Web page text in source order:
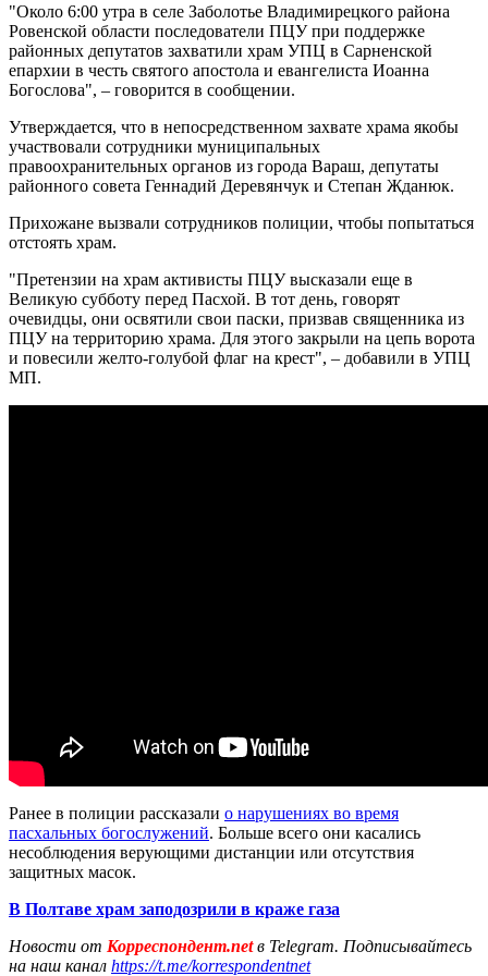
"Около 6:00 утра в селе Заболотье Владимирецкого района
Ровенской области последователи ПЦУ при поддержке
районных депутатов захватили храм УПЦ в Сарненской
епархии в честь святого апостола и евангелиста Иоанна
Богослова", – говорится в сообщении.
Утверждается, что в непосредственном захвате храма якобы
участвовали сотрудники муниципальных
правоохранительных органов из города Вараш, депутаты
районного совета Геннадий Деревянчук и Степан Жданюк.
Прихожане вызвали сотрудников полиции, чтобы попытаться
отстоять храм.
"Претензии на храм активисты ПЦУ высказали еще в
Великую субботу перед Пасхой. В тот день, говорят
очевидцы, они освятили свои паски, призвав священника из
ПЦУ на территорию храма. Для этого закрыли на цепь ворота
и повесили желто-голубой флаг на крест", – добавили в УПЦ
МП.
Ранее в полиции рассказали о нарушениях во время
пасхальных богослужений. Больше всего они касались
несоблюдения верующими дистанции или отсутствия
защитных масок.
В Полтаве храм заподозрили в краже газа
Новости от Корреспондент.netв Telegram. Подписывайтесь
на наш канал https://t.me/korrespondentnet